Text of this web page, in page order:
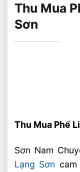
Thu Mua
Sơn
Thu Mua Phế
Sơn Nam
Lạng Sơn